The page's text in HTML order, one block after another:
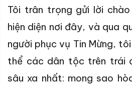
Tôi trân trọng gửi lời
hiện diện nơi đây, và qua
người phục vụ Tin Mừng,
thể các dân tộc trên trái
sâu xa nhất: mong sao